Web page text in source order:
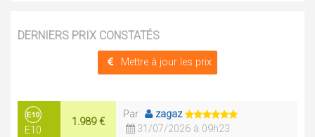
DERNIERS PRIX CONSTATÉS
Mettre à jour les prix
E10
1.989 €
Par
zagaz
31/07/2026 à 09h23